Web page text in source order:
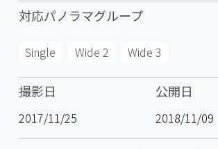
対応パノラマグループ
Single Wide 2 Wide 3
撮影日
2017/11/25
公開日
2018/11/09